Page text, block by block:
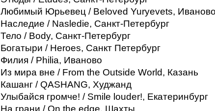
Любимый Юрьевец / Вeloved Yuryevets, Иваново
Наследие / Nasledie, Санкт-Петербург
Тело / Body, Санкт-Петербург
Богатыри / Heroes, Санкт Петербург
Филия / Philia, Иваново
Из мира вне / From the Outside World, Казань
Кашанг / QASHANG, Худжанд
Улыбайся громче! / Smile louder!, Екатеринбург
На грани / On the edge, Шахты